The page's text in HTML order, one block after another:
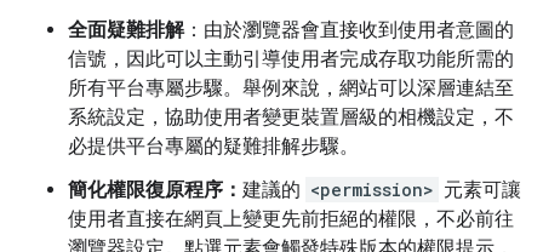
全面疑難排解：由於瀏覽器會直接收到使用者意圖的
信號，因此可以主動引導使用者完成存取功能所需的
所有平台專屬步驟。舉例來說，網站可以深層連結至
系統設定，協助使用者變更裝置層級的相機設定，不
必提供平台專屬的疑難排解步驟。
簡化權限復原程序： 建議的 <permission> 元素可讓
使用者直接在網頁上變更先前拒絕的權限，不必前往